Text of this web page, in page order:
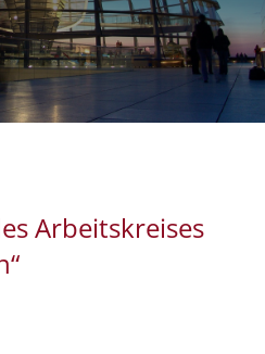
Arbeitskreises